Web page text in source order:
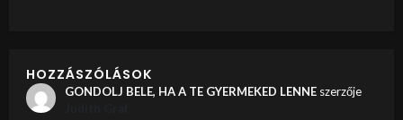
HOZZÁSZÓLÁSOK
GONDOLJ BELE, HA A TE GYERMEKED LENNEszerzője